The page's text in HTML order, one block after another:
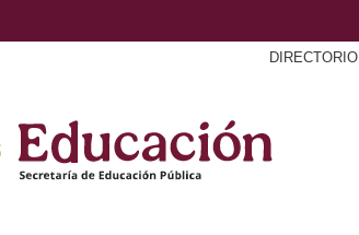
DIRECTORIO